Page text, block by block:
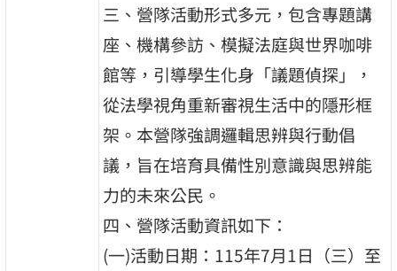
三、營隊活動形式多元，包含專題講
座、機構參訪、模擬法庭與世界咖啡
館等，引導學生化身「議題偵探」，
從法學視角重新審視生活中的隱形框
架。本營隊強調邏輯思辨與行動倡
議，旨在培育具備性別意識與思辨能
力的未來公民。
四、營隊活動資訊如下：
(一)活動日期：115年7月1日（三）至